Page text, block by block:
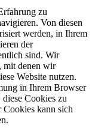
zu
Von diesen
werden, in Ihrem
der
sind. Wir
mit denen wir
Website nutzen.
in Ihrem Browser
Cookies zu
Cookies kann sich